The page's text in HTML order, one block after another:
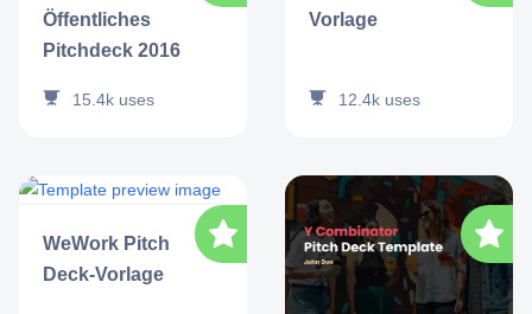
Öffentliches
Pitchdeck 2016
15.4k uses
Vorlage
12.4k uses
WeWork Pitch
Deck-Vorlage